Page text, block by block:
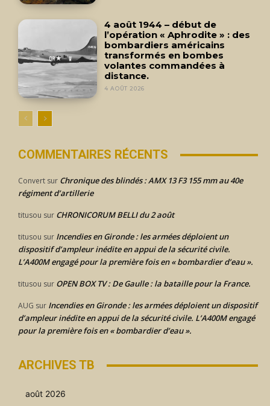
4 août 1944 – début de
l’opération « Aphrodite » : des
bombardiers américains
transformés en bombes
volantes commandées à
distance.
4 AOÛT 2026
COMMENTAIRES RÉCENTS
Convert sur Chronique des blindés : AMX 13 F3 155 mm au 40e
régiment d’artillerie
titusou sur CHRONICORUM BELLI du 2 août
titusou sur Incendies en Gironde : les armées déploient un
dispositif d’ampleur inédite en appui de la sécurité civile.
L’A400M engagé pour la première fois en « bombardier d’eau ».
titusou sur OPEN BOX TV : De Gaulle : la bataille pour la France.
AUG sur Incendies en Gironde : les armées déploient un dispositif
d’ampleur inédite en appui de la sécurité civile. L’A400M engagé
pour la première fois en « bombardier d’eau ».
ARCHIVES TB
août 2026